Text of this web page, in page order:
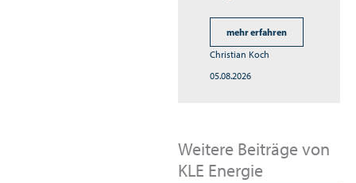
mehr erfahren
Christian Koch
05.08.2026
Weitere Beiträge von
KLE Energie